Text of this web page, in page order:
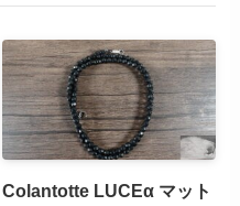
Colantotte LUCEα マット